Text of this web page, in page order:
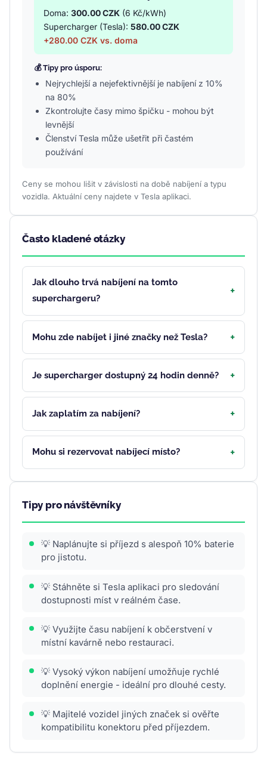
Doma: 300.00 CZK (6 Kč/kWh)
Supercharger (Tesla): 580.00 CZK
+280.00 CZK vs. doma
💰 Tipy pro úsporu:
Nejrychlejší a nejefektivnější je nabíjení z 10%
na 80%
Zkontrolujte časy mimo špičku - mohou být
levnější
Členství Tesla může ušetřit při častém
používání
Ceny se mohou lišit v závislosti na době nabíjení a typu
vozidla. Aktuální ceny najdete v Tesla aplikaci.
Často kladené otázky
Jak dlouho trvá nabíjení na tomto
superchargeru?
Mohu zde nabíjet i jiné značky než Tesla?
Je supercharger dostupný 24 hodin denně?
Jak zaplatím za nabíjení?
Mohu si rezervovat nabíjecí místo?
Tipy pro návštěvníky
💡 Naplánujte si příjezd s alespoň 10% baterie
pro jistotu.
💡 Stáhněte si Tesla aplikaci pro sledování
dostupnosti míst v reálném čase.
💡 Využijte času nabíjení k občerstvení v
místní kavárně nebo restauraci.
💡 Vysoký výkon nabíjení umožňuje rychlé
doplnění energie - ideální pro dlouhé cesty.
💡 Majitelé vozidel jiných značek si ověřte
kompatibilitu konektoru před příjezdem.